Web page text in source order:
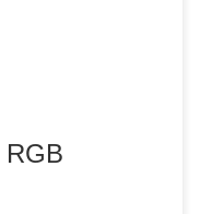
RGB